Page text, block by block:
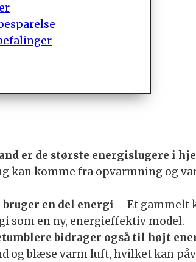
er de største energislugere i
kan komme fra opvarmning og
en del energi – Et gammelt
som en ny, energieffektiv model.
bidrager også til højt
og blæse varm luft, hvilket kan